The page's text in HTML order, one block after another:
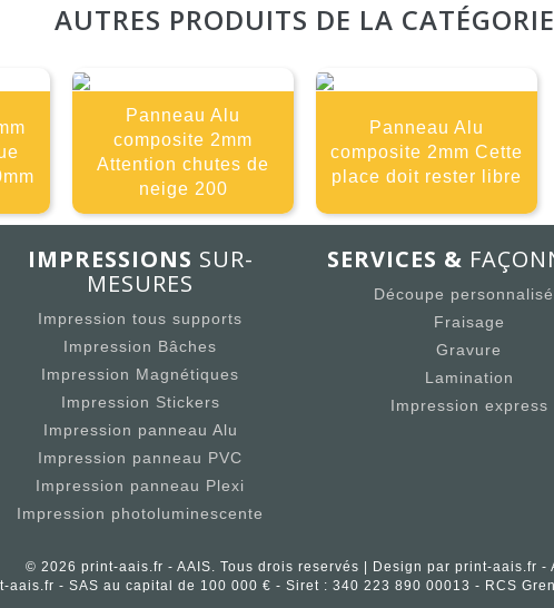
AUTRES PRODUITS DE LA CATÉGORIE
Panneau Alu
composite 2mm
Attention chutes de
neige 200
Panneau Alu
composite 2mm Cette
place doit rester libre
IMPRESSIONS SUR-
MESURES
Impression tous supports
Impression Bâches
Impression Magnétiques
Impression Stickers
Impression panneau Alu
Impression panneau PVC
Impression panneau Plexi
Impression photoluminescente
SERVICES &
Découpe
Fraisage
Gravure
Lamination
Impression express
© 2026 print-aais.fr - AAIS. Tous drois reservés | Design par print-aais.fr -
aais.fr - SAS au capital de 100 000 € - Siret : 340 223 890 00013 - RCS